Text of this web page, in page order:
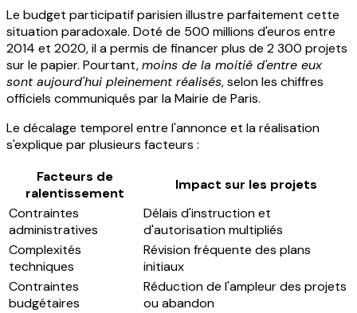
Le budget participatif parisien illustre parfaitement cette
situation paradoxale. Doté de 500 millions d'euros entre
2014 et 2020, il a permis de financer plus de 2 300 projets
sur le papier. Pourtant,moins de la moitié d'entre eux
sont aujourd'hui pleinement réalisés, selon les chiffres
officiels communiqués par la Mairie de Paris.
Le décalage temporel entre l'annonce et la réalisation
s'explique par plusieurs facteurs :
Facteurs de
ralentissement
Impact sur les projets
Contraintes
administratives
Délais d'instruction et
d'autorisation multipliés
Complexités
techniques
Révision fréquente des plans
initiaux
Contraintes
budgétaires
Réduction de l'ampleur des projets
ou abandon